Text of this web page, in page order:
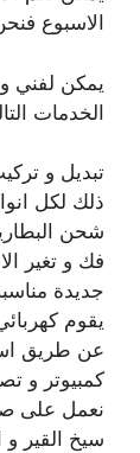
الاسبوع
يمكن لفني
الخدمات
تبديل و
ذلك لكل
شحن
فك و تغير
جديدة
يقوم
عن طريق
كمبيوتر و
نعمل على
سيخ القير